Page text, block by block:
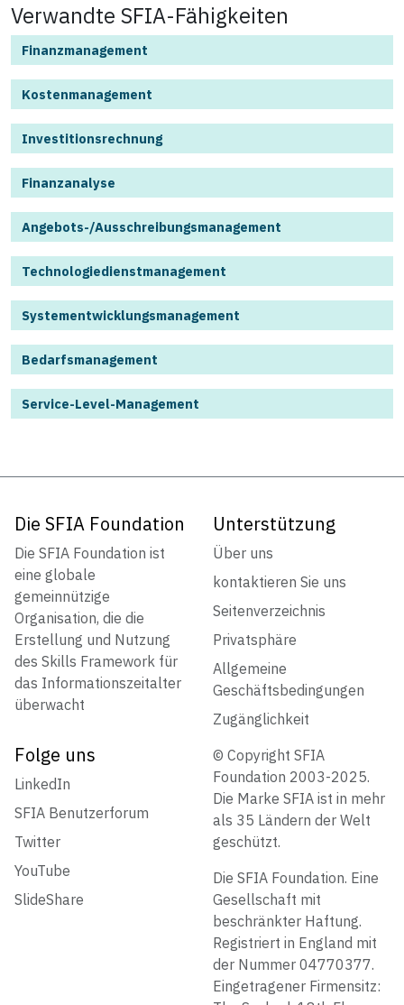
Verwandte SFIA-Fähigkeiten
Finanzmanagement
Kostenmanagement
Investitionsrechnung
Finanzanalyse
Angebots-/Ausschreibungsmanagement
Technologiedienstmanagement
Systementwicklungsmanagement
Bedarfsmanagement
Service-Level-Management
Die SFIA Foundation
Die SFIA Foundation ist
eine globale
gemeinnützige
Organisation, die die
Erstellung und Nutzung
des Skills Framework für
das Informationszeitalter
überwacht
Unterstützung
Über uns
kontaktieren Sie uns
Seitenverzeichnis
Privatsphäre
Allgemeine
Geschäftsbedingungen
Zugänglichkeit
Folge uns
LinkedIn
SFIA Benutzerforum
Twitter
YouTube
SlideShare
© Copyright SFIA
Foundation 2003-2025.
Die Marke SFIA ist in mehr
als 35 Ländern der Welt
geschützt.
Die SFIA Foundation. Eine
Gesellschaft mit
beschränkter Haftung.
Registriert in England mit
der Nummer 04770377.
Eingetragener Firmensitz: